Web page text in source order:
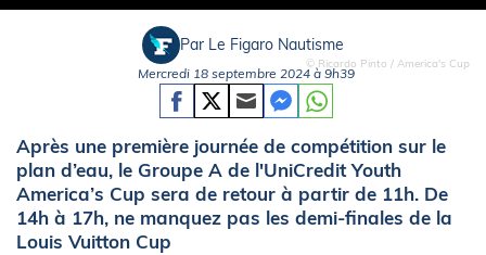
© Ricardo Pinto / America's Cup
Par Le Figaro Nautisme
Mercredi 18 septembre 2024 à 9h39
Après une première journée de compétition sur le
plan d’eau, le Groupe A de l'UniCredit Youth
America’s Cup sera de retour à partir de 11h. De
14h à 17h, ne manquez pas les demi-finales de la
Louis Vuitton Cup